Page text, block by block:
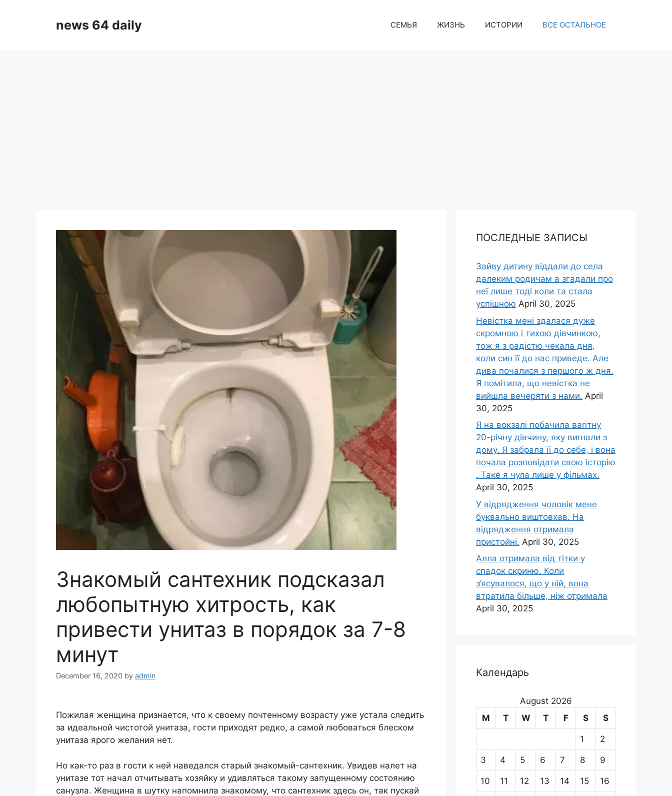
news 64 daily СЕМЬЯ ЖИЗНЬ ИСТОРИИ ВСЕ ОСТАЛЬНОЕ
Знакомый сантехник подсказал
любопытную хитрость, как
привести унитаз в порядок за 7-8
минут
December 16, 2020 by admin
Пожилая женщина признается, что к своему почтенному возрасту уже устала следить
за идеальной чистотой унитаза, гости приходят редко, а самой любоваться блеском
унитаза ярого желания нет.
Но как-то раз в гости к ней наведался старый знакомый-сантехник. Увидев налет на
унитазе тот начал отчитывать хозяйку и удивляться такому запущенному состоянию
санузла. Женщина в шутку напомнила знакомому, что сантехник здесь он, так пускай
ПОСЛЕДНЫЕ ЗАПИСЫ
Зайву дитину віддали до села
далеким родичам а згадали про
неї лише тоді коли та стала
успішною April 30, 2025
Невістка мені здалася дуже
скромною і тихою дівчинкою,
тож я з радістю чекала дня,
коли син її до нас приведе. Але
дива почалися з першого ж дня.
Я помітила, що невістка не
вийшла вечеряти з нами. April
30, 2025
Я на вокзалі побачила ваrітну
20-річну дівчину, яку виrнали з
дому. Я забрала її до себе, і вона
почала розповідати свою історію
. Таке я чула лише у фільмах.
April 30, 2025
У відрядження чоловік мене
буквально виштовхав. На
відрядження отримала
пристойні. April 30, 2025
Алла отримала від тітки у
спадок скриню. Коли
з’ясувалося, що у ній, вона
втратила більше, ніж отримала
April 30, 2025
Календарь
August 2026
M
T W T F S S
1 2
3 4 5 6 7 8 9
10 11 12 13 14 15 16